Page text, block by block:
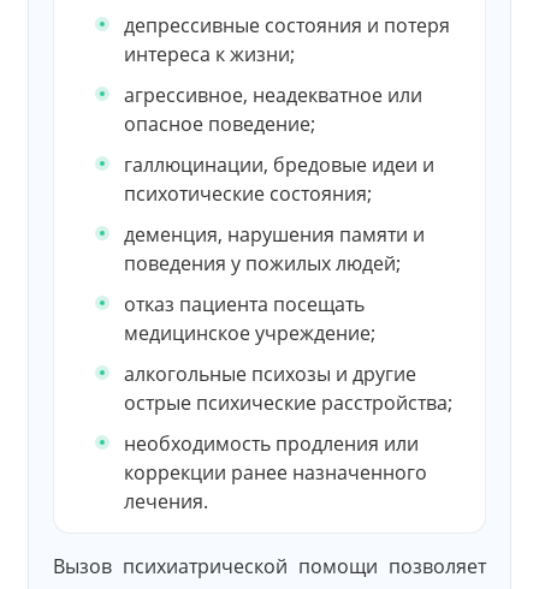
депрессивные состояния и потеря
интереса к жизни;
агрессивное, неадекватное или
опасное поведение;
галлюцинации, бредовые идеи и
психотические состояния;
деменция, нарушения памяти и
поведения у пожилых людей;
отказ пациента посещать
медицинское учреждение;
алкогольные психозы и другие
острые психические расстройства;
необходимость продления или
коррекции ранее назначенного
лечения.
Вызов психиатрической помощи позволяет